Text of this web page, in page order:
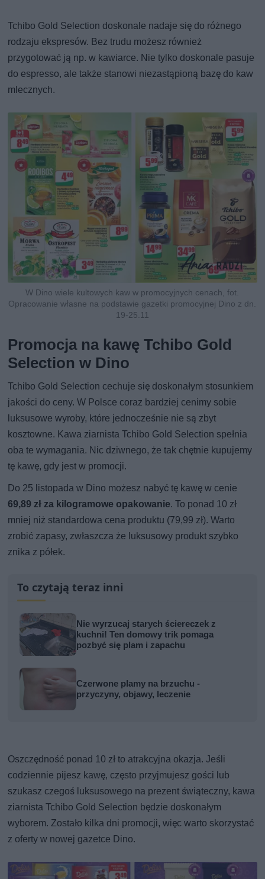
Tchibo Gold Selection doskonale nadaje się do różnego
rodzaju ekspresów. Bez trudu możesz również
przygotować ją np. w kawiarce. Nie tylko doskonale pasuje
do espresso, ale także stanowi niezastąpioną bazę do kaw
mlecznych.
W Dino wiele kultowych kaw w promocyjnych cenach, fot.
Opracowanie własne na podstawie gazetki promocyjnej Dino z dn.
19-25.11
Promocja na kawę Tchibo Gold
Selection w Dino
Tchibo Gold Selection cechuje się doskonałym stosunkiem
jakości do ceny. W Polsce coraz bardziej cenimy sobie
luksusowe wyroby, które jednocześnie nie są zbyt
kosztowne. Kawa ziarnista Tchibo Gold Selection spełnia
oba te wymagania. Nic dziwnego, że tak chętnie kupujemy
tę kawę, gdy jest w promocji.
Do 25 listopada w Dino możesz nabyć tę kawę w cenie
69,89 zł za kilogramowe opakowanie. To ponad 10 zł
mniej niż standardowa cena produktu (79,99 zł). Warto
zrobić zapasy, zwłaszcza że luksusowy produkt szybko
znika z półek.
To czytają teraz inni
Nie wyrzucaj starych ściereczek z
kuchni! Ten domowy trik pomaga
pozbyć się plam i zapachu
Czerwone plamy na brzuchu -
przyczyny, objawy, leczenie
Oszczędność ponad 10 zł to atrakcyjna okazja. Jeśli
codziennie pijesz kawę, często przyjmujesz gości lub
szukasz czegoś luksusowego na prezent świąteczny, kawa
ziarnista Tchibo Gold Selection będzie doskonałym
wyborem. Zostało kilka dni promocji, więc warto skorzystać
z oferty w nowej gazetce Dino.